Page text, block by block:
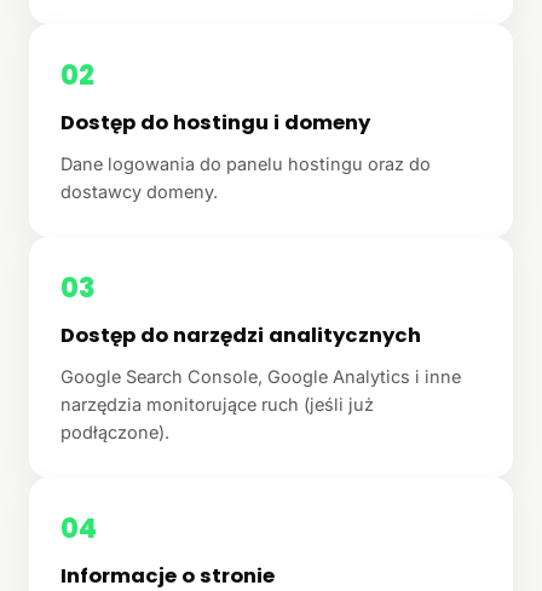
02
Dostęp do hostingu i domeny
Dane logowania do panelu hostingu oraz do
dostawcy domeny.
03
Dostęp do narzędzi analitycznych
Google Search Console, Google Analytics i inne
narzędzia monitorujące ruch (jeśli już
podłączone).
04
Informacje o stronie